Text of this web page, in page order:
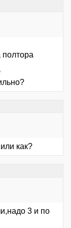
как?
3 и по